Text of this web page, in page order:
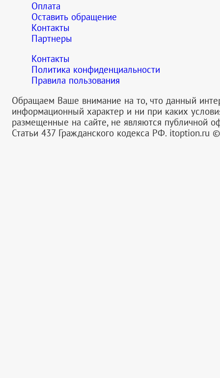
Оплата
Оставить обращение
Контакты
Партнеры
Контакты
Политика конфиденциальности
Правила пользования
Обращаем Ваше внимание на то, что данный
информационный характер и ни при каких
размещенные на сайте, не являются публичной
Статьи 437 Гражданского кодекса РФ. itoption.ru